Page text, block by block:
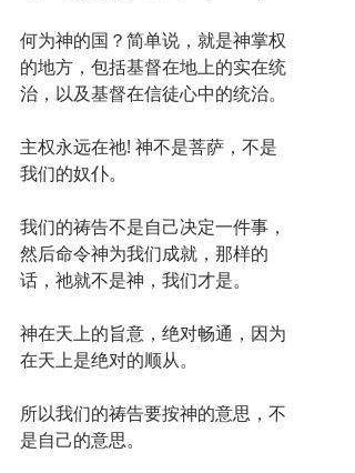
何为神的国？简单说，就是神掌权
的地方，包括基督在地上的实在统
治，以及基督在信徒心中的统治。
主权永远在祂! 神不是菩萨，不是
我们的奴仆。
我们的祷告不是自己决定一件事，
然后命令神为我们成就，那样的
话，祂就不是神，我们才是。
神在天上的旨意，绝对畅通，因为
在天上是绝对的顺从。
所以我们的祷告要按神的意思，不
是自己的意思。